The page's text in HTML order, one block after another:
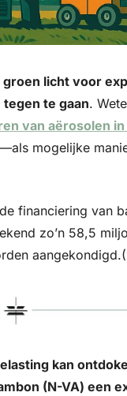
licht voor
te gaan.
van aërosolen
—als mogelijke
financiering van
zo’n 58,5
kan
(N-VA) een